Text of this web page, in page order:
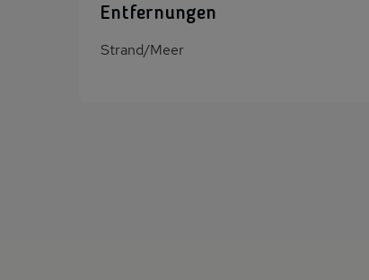
Entfernungen
Strand/Meer